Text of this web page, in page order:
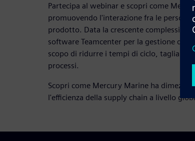
Partecipa al webinar e scopri come
promuovendo l'interazione fra le
prodotto. Data la crescente complessità
software Teamcenter per la gestione del
scopo di ridurre i tempi di ciclo, tagliare i
processi.
Scopri come Mercury Marine ha
l'efficienza della supply chain a livello